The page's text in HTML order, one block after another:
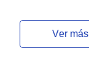
ver más